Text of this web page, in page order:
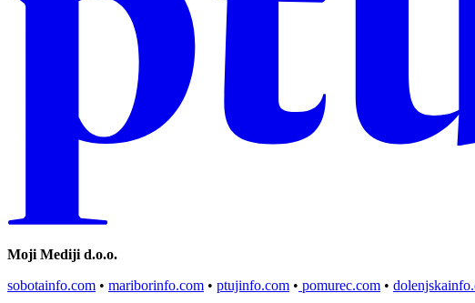
Moji Mediji d.o.o.
sobotainfo.com • mariborinfo.com • ptujinfo.com • pomurec.com •